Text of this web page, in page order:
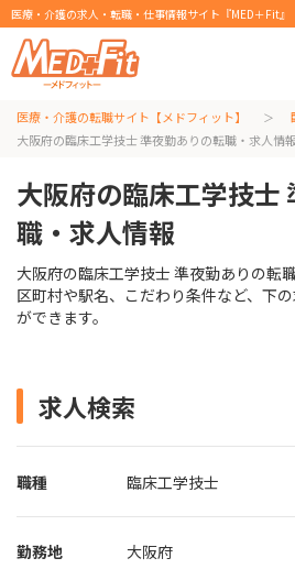
医療・介護の求人・転職・仕事情報サイト『MED＋Fit』
医療・介護の転職サイト【メドフィット】
大阪府の臨床工学技士 準夜勤ありの転職・求人情報
大阪府の臨床工学技士
職・求人情報
大阪府の臨床工学技士 準夜勤ありの転
区町村や駅名、こだわり条件など、下
ができます。
求人検索
職種 臨床工学技士
勤務地 大阪府